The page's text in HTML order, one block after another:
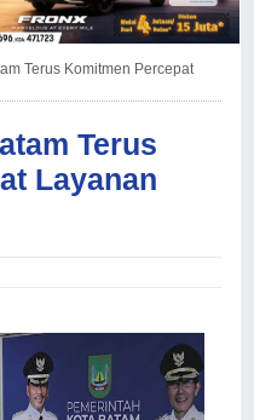
Terus Komitmen Percepat
Terus
Layanan